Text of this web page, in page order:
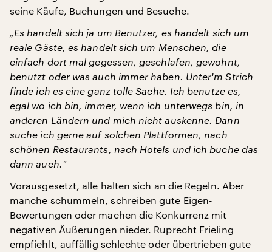
seine Käufe, Buchungen und Besuche.
„Es handelt sich ja um Benutzer, es handelt sich um
reale Gäste, es handelt sich um Menschen, die
einfach dort mal gegessen, geschlafen, gewohnt,
benutzt oder was auch immer haben. Unter'm Strich
finde ich es eine ganz tolle Sache. Ich benutze es,
egal wo ich bin, immer, wenn ich unterwegs bin, in
anderen Ländern und mich nicht auskenne. Dann
suche ich gerne auf solchen Plattformen, nach
schönen Restaurants, nach Hotels und ich buche das
dann auch."
Vorausgesetzt, alle halten sich an die Regeln. Aber
manche schummeln, schreiben gute Eigen-
Bewertungen oder machen die Konkurrenz mit
negativen Äußerungen nieder. Ruprecht Frieling
empfiehlt, auffällig schlechte oder übertrieben gute